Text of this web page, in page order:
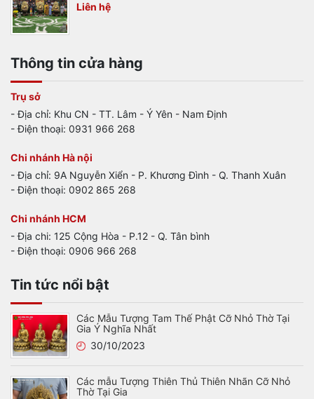
Liên hệ
Thông tin cửa hàng
Trụ sở
- Địa chỉ: Khu CN - TT. Lâm - Ý Yên - Nam Định
- Điện thoại: 0931 966 268
Chi nhánh Hà nội
- Địa chỉ: 9A Nguyễn Xiển - P. Khương Đình - Q. Thanh Xuân
- Điện thoại: 0902 865 268
Chi nhánh HCM
- Địa chi: 125 Cộng Hòa - P.12 - Q. Tân bình
- Điện thoại: 0906 966 268
Tin tức nổi bật
Các Mẫu Tượng Tam Thế Phật Cỡ Nhỏ Thờ Tại
Gia Ý Nghĩa Nhất
30/10/2023
Các mẫu Tượng Thiên Thủ Thiên Nhãn Cỡ Nhỏ
Thờ Tại Gia